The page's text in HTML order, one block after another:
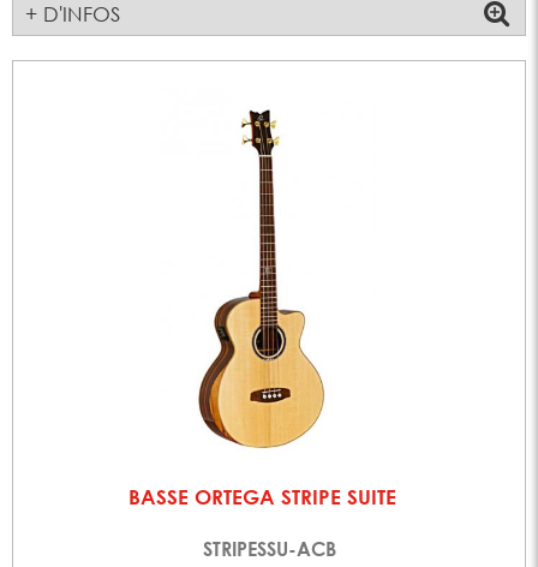
+ D'INFOS
BASSE ORTEGA STRIPE SUITE
STRIPESSU-ACB